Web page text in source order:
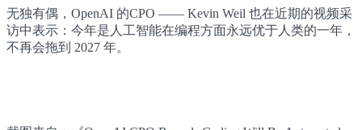
无独有偶，OpenAI 的CPO —— Kevin Weil 也在近期的视频采
访中表示：今年是人工智能在编程方面永远优于人类的一年，
不再会拖到 2027 年。